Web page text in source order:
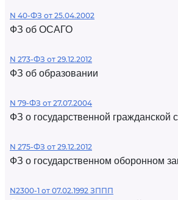
N 40-ФЗ от 25.04.2002
ФЗ об ОСАГО
N 273-ФЗ от 29.12.2012
ФЗ об образовании
N 79-ФЗ от 27.07.2004
ФЗ о государственной гражданской
N 275-ФЗ от 29.12.2012
ФЗ о государственном оборонном
N2300-1 от 07.02.1992 ЗППП